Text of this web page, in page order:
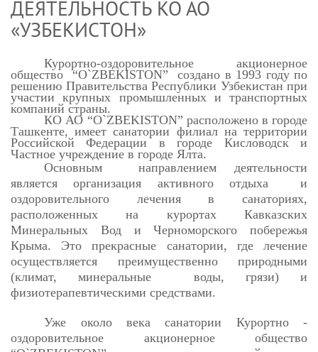
ДЕЯТЕЛЬНОСТЬ КО АО
«УЗБЕКИСТОН»
Курортно-оздоровительное акционерное
общество “O`ZBEKISTON” создано в 1993 году по
решению Правительства Республики Узбекистан при
участии крупных промышленных и транспортных
компаний страны.
КО АО “O`ZBEKISTON” расположено в городе
Ташкенте, имеет санатории филиал на территории
Российской Федерации в городе Кисловодск и
Частное учреждение в городе Ялта.
Основным направлением деятельности
является организация активного отдыха и
оздоровительного лечения в санаториях,
расположенных на курортах Кавказских
Минеральных Вод и Черноморского побережья
Крыма. Это прекрасные санатории, где лечение
осуществляется преимущественно природными
(климат, минеральные воды, грязи) и
физиотерапевтическими средствами.
Уже около века санатории Курортно -
оздоровительное акционерное общество